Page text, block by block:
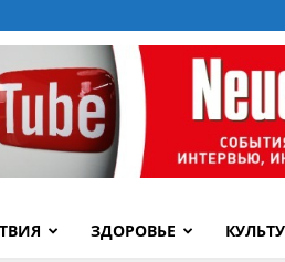
ЗДОРОВЬЕ